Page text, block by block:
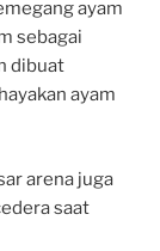
ayam
sebagai
dibuat
ayam
arena juga
saat